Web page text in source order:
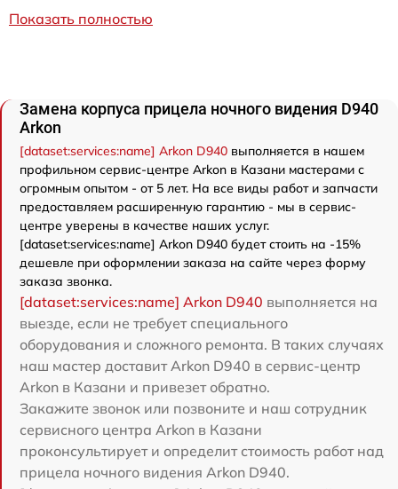
Показать полностью
Замена корпуса прицела ночного видения D940
Arkon
[dataset:services:name] Arkon D940 выполняется в нашем
профильном сервис-центре Arkon в Казани мастерами с
огромным опытом - от 5 лет. На все виды работ и запчасти
предоставляем расширенную гарантию - мы в сервис-
центре уверены в качестве наших услуг.
[dataset:services:name] Arkon D940 будет стоить на -15%
дешевле при оформлении заказа на сайте через форму
заказа звонка.
[dataset:services:name] Arkon D940 выполняется на
выезде, если не требует специального
оборудования и сложного ремонта. В таких случаях
наш мастер доставит Arkon D940 в сервис-центр
Arkon в Казани и привезет обратно.
Закажите звонок или позвоните и наш сотрудник
сервисного центра Arkon в Казани
проконсультирует и определит стоимость работ над
прицела ночного видения Arkon D940.